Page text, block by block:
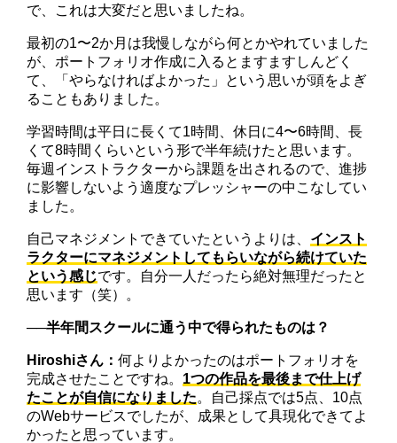
で、これは大変だと思いましたね。
最初の1〜2か月は我慢しながら何とかやれていました
が、ポートフォリオ作成に入るとますますしんどく
て、「やらなければよかった」という思いが頭をよぎ
ることもありました。
学習時間は平日に長くて1時間、休日に4〜6時間、長
くて8時間くらいという形で半年続けたと思います。
毎週インストラクターから課題を出されるので、進捗
に影響しないよう適度なプレッシャーの中こなしてい
ました。
自己マネジメントできていたというよりは、 インスト
ラクターにマネジメントしてもらいながら続けていた
という感じです。自分一人だったら絶対無理だったと
思います（笑）。
──半年間スクールに通う中で得られたものは？
Hiroshiさん：何よりよかったのはポートフォリオを
完成させたことですね。 1つの作品を最後まで仕上げ
たことが自信になりました。自己採点では5点、10点
のWebサービスでしたが、成果として具現化できてよ
かったと思っています。